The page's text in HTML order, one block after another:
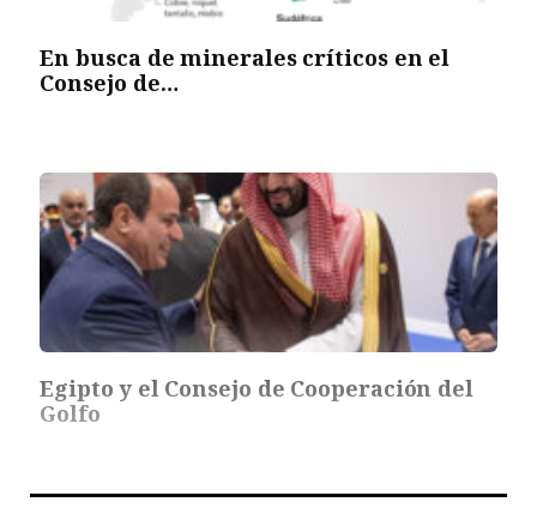
En busca de minerales críticos en el
Consejo de…
Egipto y el Consejo de Cooperación del
Golfo